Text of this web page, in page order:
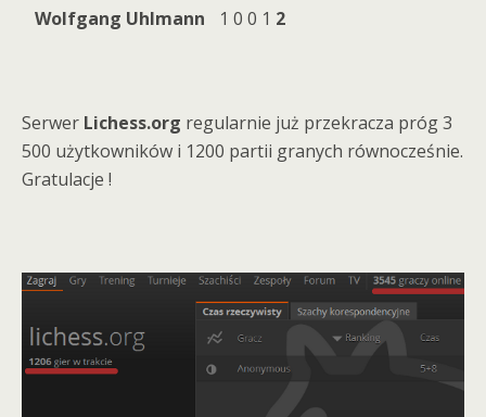
Wolfgang Uhlmann 1 0 0 1 2
Serwer Lichess.org regularnie już przekracza próg 3
500 użytkowników i 1200 partii granych równocześnie.
Gratulacje !